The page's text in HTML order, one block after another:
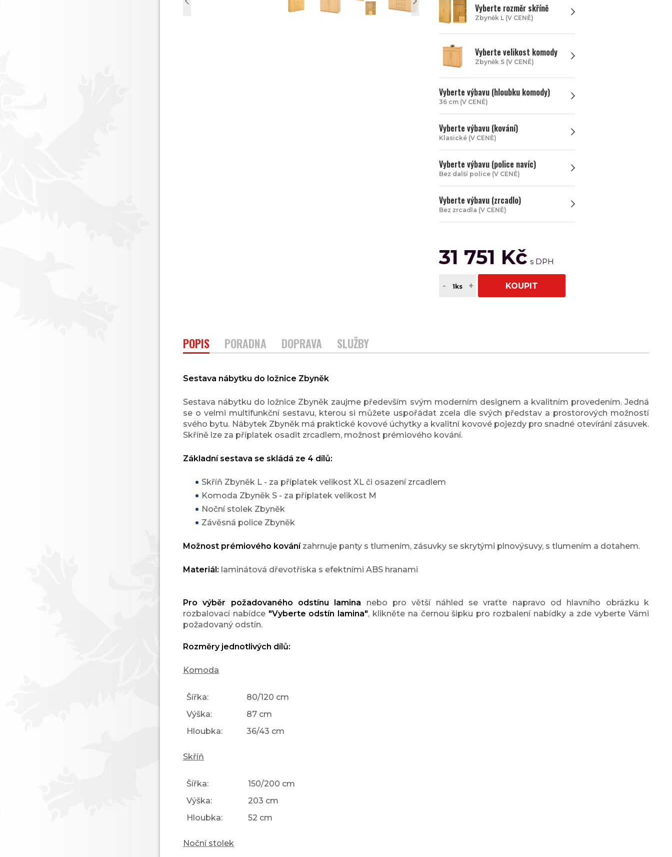
Vyberte rozměr skříně
Zbyněk L (V CENĚ)
Vyberte velikost komody
Zbyněk S (V CENĚ)
Vyberte výbavu (hloubku komody)
36 cm (V CENĚ)
Vyberte výbavu (kování)
Klasické (V CENĚ)
Vyberte výbavu (police navíc)
Bez další police (V CENĚ)
Vyberte výbavu (zrcadlo)
Bez zrcadla (V CENĚ)
31 751 Kč
- + KOUPIT
POPIS PORADNA DOPRAVA SLUŽBY
Sestava nábytku do ložnice Zbyněk
Sestava nábytku do ložnice Zbyněk zaujme především svým moderním designem a kvalitním provedením. Jedná
se o velmi multifunkční sestavu, kterou si můžete uspořádat zcela dle svých představ a prostorových možností
svého bytu. Nábytek Zbyněk má praktické kovové úchytky a kvalitní kovové pojezdy pro snadné otevírání zásuvek.
Skříně lze za příplatek osadit zrcadlem, možnost prémiového kování.
Základní sestava se skládá ze 4 dílů:
Skříň Zbyněk L - za příplatek velikost XL či osazení zrcadlem
Komoda Zbyněk S - za příplatek velikost M
Noční stolek Zbyněk
Závěsná police Zbyněk
Možnost prémiového kovánízahrnuje panty s tlumením, zásuvky se skrytými plnovýsuvy, s tlumením a dotahem.
Materiál: laminátová dřevotříska s efektními ABS hranami
Pro výběr požadovaného odstínu lamina nebo pro větší náhled se vraťte napravo od hlavního obrázku k
rozbalovací nabídce "Vyberte odstín lamina", klikněte na černou šipku pro rozbalení nabídky a zde vyberte Vámi
požadovaný odstín.
Rozměry jednotlivých dílů:
Komoda
Šířka:
80/120 cm
Výška:
87 cm
Hloubka:
36/43 cm
Skříň
Šířka:
150/200 cm
Výška:
203 cm
Hloubka:
52 cm
Noční stolek